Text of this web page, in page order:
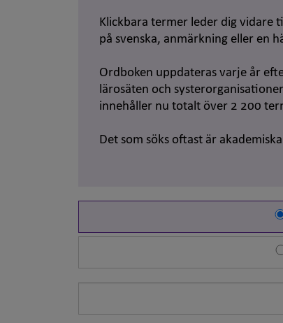
Klickbara termer leder dig vidare
på svenska, anmärkning eller en
Ordboken uppdateras varje år
lärosäten och
innehåller nu totalt över 2 200
Det som söks oftast är